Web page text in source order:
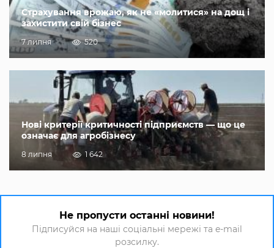
Страхування врожаю, як не «молитися» на дощ і
захистити свій бізнес
7 липня 520
Нові критерії критичності підприємств — що це
означає для агробізнесу
8 липня 1 642
Не пропусти останні новини!
Підписуйся на наші соціальні мережі та e-mail
розсилку.